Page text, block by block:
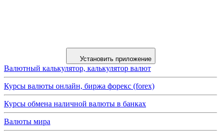
Установить приложение
Валютный калькулятор, калькулятор валют
Курсы валюты онлайн, биржа форекс (forex)
Курсы обмена наличной валюты в банках
Валюты мира